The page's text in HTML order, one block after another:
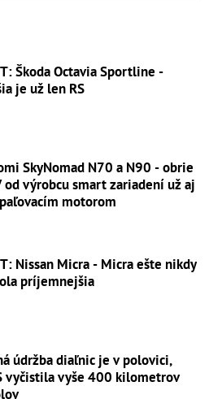
Škoda Octavia Sportline -
je už len RS
SkyNomad N70 a N90 - obrie
od výrobcu smart zariadení už aj
motorom
Nissan Micra - Micra ešte nikdy
príjemnejšia
údržba diaľnic je v polovici,
vyčistila vyše 400 kilometrov